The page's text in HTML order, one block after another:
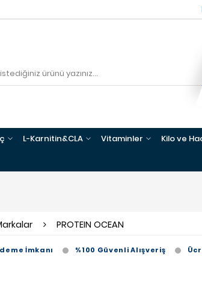
L-Karnitin&CLA Vitaminler Kilo ve
PROTEIN OCEAN
İmkanı %100 Güvenli Alışveriş